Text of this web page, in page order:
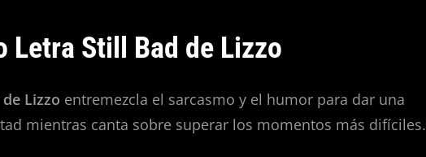
Letra Still Bad de Lizzo
Lizzo entremezcla el sarcasmo y el humor para dar una
mientras canta sobre superar los momentos más difíciles.